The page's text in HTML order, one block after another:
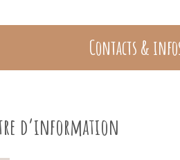
Contacts &
d’information